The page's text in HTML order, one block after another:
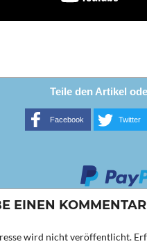
Teile den Artikel
Facebook Twitter
EINEN KOMMENTAR
wird nicht veröffentlicht.